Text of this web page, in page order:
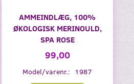
AMMEINDLÆG, 100%
ØKOLOGISK MERINOULD,
SPA ROSE
99,00
Model/varenr.: 1987